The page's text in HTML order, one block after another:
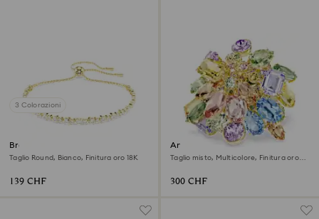
3 Colorazioni
Braccialetto Matrix
Taglio Round, Bianco, Finitura oro 18K
139 CHF
Anello cocktail Gema
Taglio misto, Multicolore, Finitura oro
300 CHF